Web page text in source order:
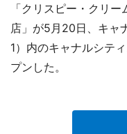
「クリスピー・クリ
店」が5月20日、キャ
1）内のキャナルシテ
プンした。